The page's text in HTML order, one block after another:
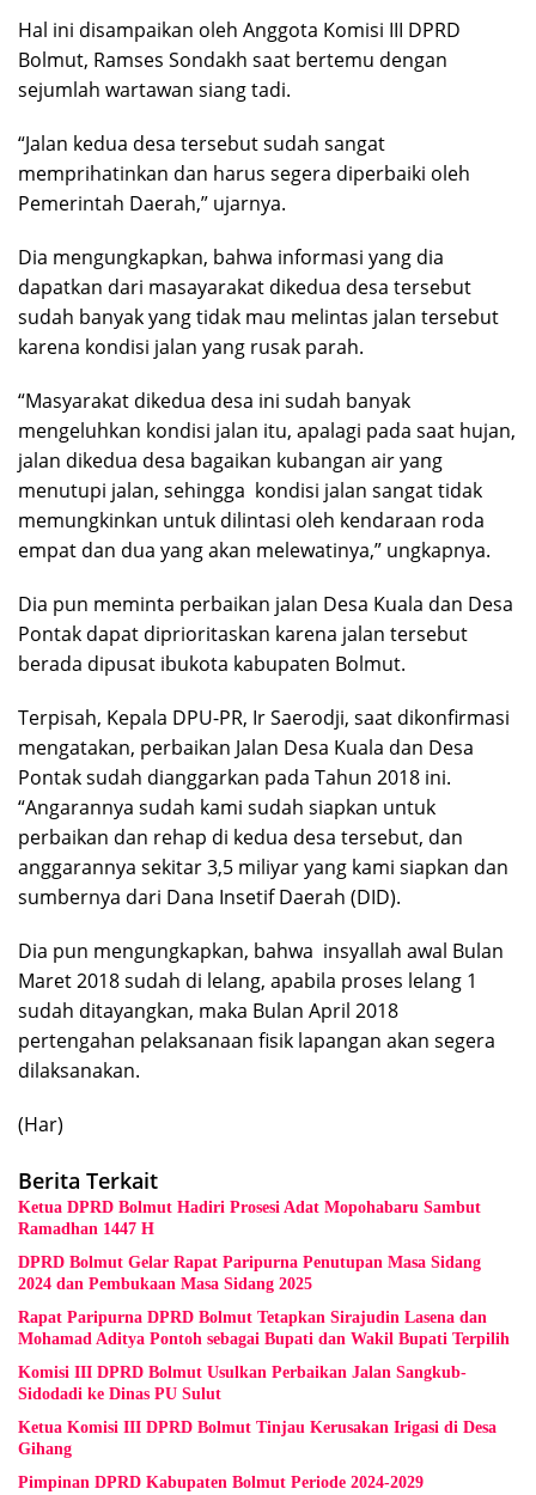
Hal ini disampaikan oleh Anggota Komisi III DPRD
Bolmut, Ramses Sondakh saat bertemu dengan
sejumlah wartawan siang tadi.
“Jalan kedua desa tersebut sudah sangat
memprihatinkan dan harus segera diperbaiki oleh
Pemerintah Daerah,” ujarnya.
Dia mengungkapkan, bahwa informasi yang dia
dapatkan dari masayarakat dikedua desa tersebut
sudah banyak yang tidak mau melintas jalan tersebut
karena kondisi jalan yang rusak parah.
“Masyarakat dikedua desa ini sudah banyak
mengeluhkan kondisi jalan itu, apalagi pada saat hujan,
jalan dikedua desa bagaikan kubangan air yang
menutupi jalan, sehingga kondisi jalan sangat tidak
memungkinkan untuk dilintasi oleh kendaraan roda
empat dan dua yang akan melewatinya,” ungkapnya.
Dia pun meminta perbaikan jalan Desa Kuala dan Desa
Pontak dapat diprioritaskan karena jalan tersebut
berada dipusat ibukota kabupaten Bolmut.
Terpisah, Kepala DPU-PR, Ir Saerodji, saat dikonfirmasi
mengatakan, perbaikan Jalan Desa Kuala dan Desa
Pontak sudah dianggarkan pada Tahun 2018 ini.
“Angarannya sudah kami sudah siapkan untuk
perbaikan dan rehap di kedua desa tersebut, dan
anggarannya sekitar 3,5 miliyar yang kami siapkan dan
sumbernya dari Dana Insetif Daerah (DID).
Dia pun mengungkapkan, bahwa insyallah awal Bulan
Maret 2018 sudah di lelang, apabila proses lelang 1
sudah ditayangkan, maka Bulan April 2018
pertengahan pelaksanaan fisik lapangan akan segera
dilaksanakan.
(Har)
Berita Terkait
Ketua DPRD Bolmut Hadiri Prosesi Adat Mopohabaru Sambut
Ramadhan 1447 H
DPRD Bolmut Gelar Rapat Paripurna Penutupan Masa Sidang
2024 dan Pembukaan Masa Sidang 2025
Rapat Paripurna DPRD Bolmut Tetapkan Sirajudin Lasena dan
Mohamad Aditya Pontoh sebagai Bupati dan Wakil Bupati Terpilih
Komisi III DPRD Bolmut Usulkan Perbaikan Jalan Sangkub-
Sidodadi ke Dinas PU Sulut
Ketua Komisi III DPRD Bolmut Tinjau Kerusakan Irigasi di Desa
Gihang
Pimpinan DPRD Kabupaten Bolmut Periode 2024-2029